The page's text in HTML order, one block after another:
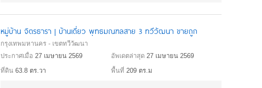
หมู่บ้าน จิตรธารา | บ้านเดี่ยว พุทธมณฑลสาย 3 ทวีวัฒนา ขายถูก
กรุงเทพมหานคร - เขตทวีวัฒนา
ประกาศเมื่อ 27 เมษายน 2569 อัพเดตล่าสุด 27 เมษายน 2569
ที่ดิน 63.8 ตร.วา พื้นที่ 209 ตร.ม